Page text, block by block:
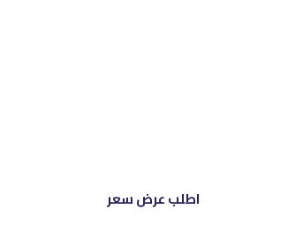
اطلب عرض سعر